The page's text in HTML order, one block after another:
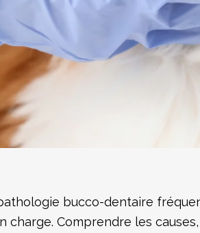
bucco-dentaire
charge. Comprendre les